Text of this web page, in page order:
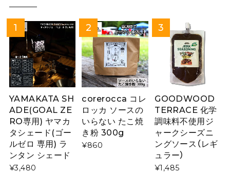
YAMAKATA SH
ADE(GOAL ZE
RO専用) ヤマカ
タシェード(ゴー
ルゼロ 専用) ラ
ンタン シェード
¥3,480
corerocca コレ
ロッカ ソースの
いらない たこ焼
き粉 300g
¥860
GOODWOOD
TERRACE 化学
調味料不使用ジ
ャークシーズニ
ングソース（レギ
ュラー）
¥1,485